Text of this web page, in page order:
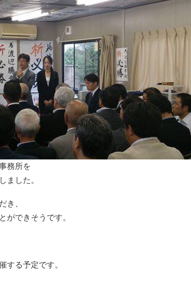
務所を
ました。
き、
ができそうです。
する予定です。